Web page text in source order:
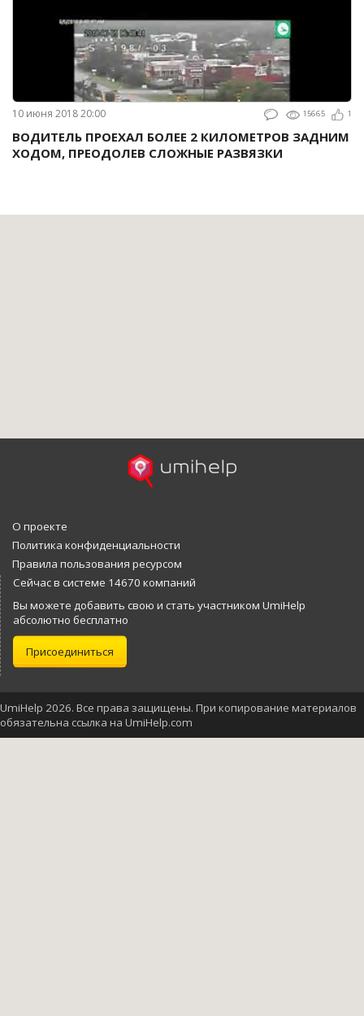
10 июня 2018 20:00 15665 1
ВОДИТЕЛЬ ПРОЕХАЛ БОЛЕЕ 2 КИЛОМЕТРОВ ЗАДНИМ
ХОДОМ, ПРЕОДОЛЕВ СЛОЖНЫЕ РАЗВЯЗКИ
О проекте
Политика конфиденциальности
Правила пользования ресурсом
Сейчас в системе 14670 компаний
Вы можете добавить свою и стать участником UmiHelp
абсолютно бесплатно
Присоединиться
UmiHelp 2026. Все права защищены. При копирование материалов
обязательна ссылка на UmiHelp.com